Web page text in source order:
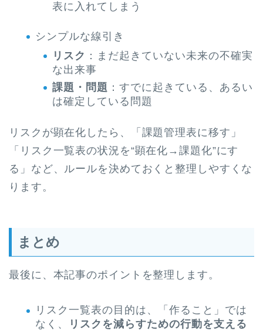
表に入れてしまう
シンプルな線引き
リスク ：まだ起きていない未来の不確実
な出来事
課題・問題 ：すでに起きている、あるい
は確定している問題
リスクが顕在化したら、「課題管理表に移す」
「リスク一覧表の状況を“顕在化→課題化”にす
る」など、ルールを決めておくと整理しやすくな
ります。
まとめ
最後に、本記事のポイントを整理します。
リスク一覧表の目的は、「作ること」では
なく、
リスクを減らすための行動を支える